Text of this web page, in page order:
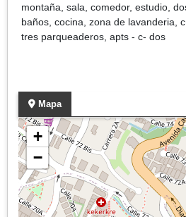
montaña, sala, comedor, estudio,
baños, cocina, zona de lavanderia,
tres parqueaderos, apts - c- dos
Mapa
+
−